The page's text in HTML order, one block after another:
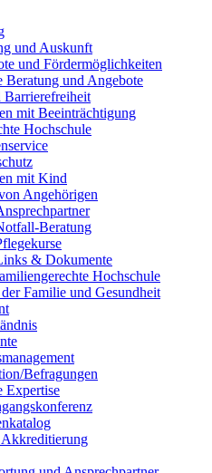
und Auskunft
und Fördermöglichkeiten
Beratung und Angebote
mit Beeinträchtigung
Hochschule
mit Kind
Angehörigen
Beratung
& Dokumente
Hochschule
Familie und Gesundheit
Befragungen
Expertise